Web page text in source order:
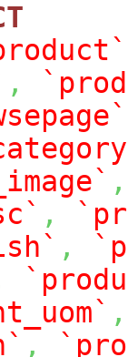
,
,
,
,
,
,